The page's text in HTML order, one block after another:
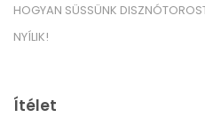
HOGYAN SÜSSÜNK
NYÍLIK!
Ítélet